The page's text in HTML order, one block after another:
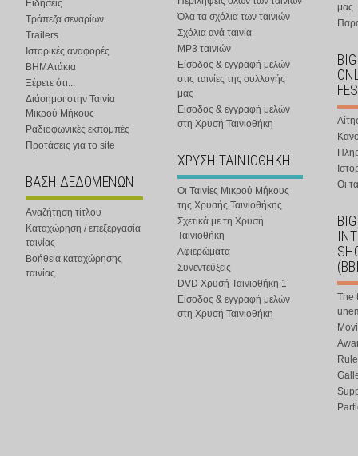
Ειδήσεις
Τράπεζα σεναρίων
Trailers
Ιστορικές αναφορές
ΒΗΜΑτάκια
Ξέρετε ότι...
Διάσημοι στην Ταινία
Μικρού Μήκους
Ραδιοφωνικές εκπομπές
Προτάσεις για το site
ΒΑΣΗ ΔΕΔΟΜΕΝΩΝ
Αναζήτηση τίτλου
Καταχώρηση / επεξεργασία
ταινίας
Βοήθεια καταχώρησης
ταινίας
Όλα τα σχόλια των ταινιών
Σχόλια ανά ταινία
MP3 ταινιών
Είσοδος & εγγραφή μελών
στις ταινίες της συλλογής
μας
Είσοδος & εγγραφή μελών
στη Χρυσή Ταινιοθήκη
ΧΡΥΣΗ ΤΑΙΝΙΟΘΗΚΗ
Οι Ταινίες Μικρού Μήκους
της Χρυσής Ταινιοθήκης
Σχετικά με τη Χρυσή
Ταινιοθήκη
Αφιερώματα
Συνεντεύξεις
DVD Χρυσή Ταινιοθήκη 1
Είσοδος & εγγραφή μελών
στη Χρυσή Ταινιοθήκη
μας
Οι
The